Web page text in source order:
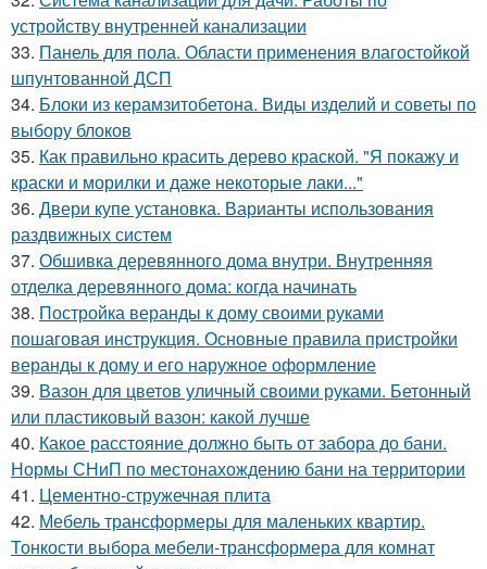
устройству внутренней канализации
33. Панель для пола. Области применения влагостойкой
шпунтованной ДСП
34. Блоки из керамзитобетона. Виды изделий и советы по
выбору блоков
35. Как правильно красить дерево краской. "Я покажу и
краски и морилки и даже некоторые лаки..."
36. Двери купе установка. Варианты использования
раздвижных систем
37. Обшивка деревянного дома внутри. Внутренняя
отделка деревянного дома: когда начинать
38. Постройка веранды к дому своими руками
пошаговая инструкция. Основные правила пристройки
веранды к дому и его наружное оформление
39. Вазон для цветов уличный своими руками. Бетонный
или пластиковый вазон: какой лучше
40. Какое расстояние должно быть от забора до бани.
Нормы СНиП по местонахождению бани на территории
41. Цементно-стружечная плита
42. Мебель трансформеры для маленьких квартир.
Тонкости выбора мебели-трансформера для комнат